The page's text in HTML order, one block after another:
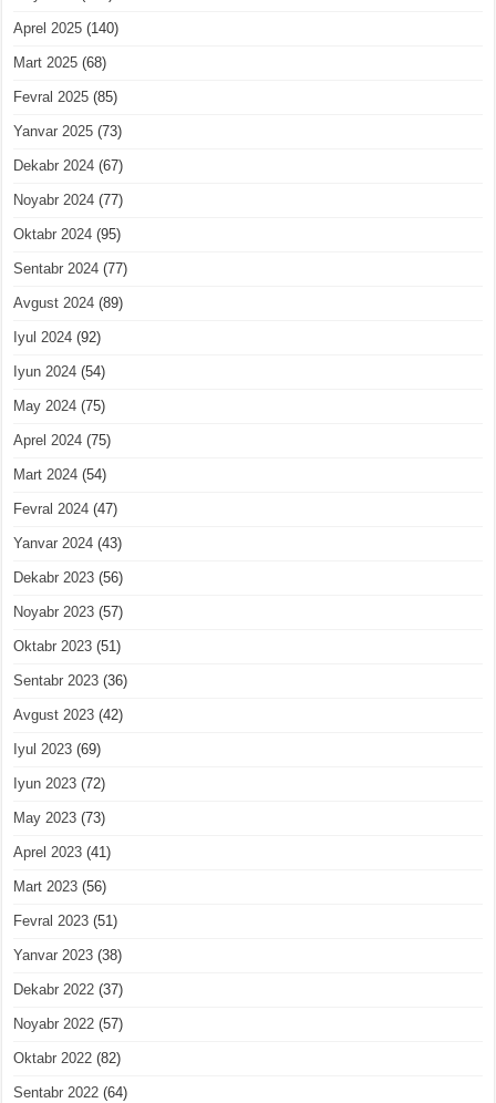
Aprel 2025 (140)
Mart 2025 (68)
Fevral 2025 (85)
Yanvar 2025 (73)
Dekabr 2024 (67)
Noyabr 2024 (77)
Oktabr 2024 (95)
Sentabr 2024 (77)
Avgust 2024 (89)
Iyul 2024 (92)
Iyun 2024 (54)
May 2024 (75)
Aprel 2024 (75)
Mart 2024 (54)
Fevral 2024 (47)
Yanvar 2024 (43)
Dekabr 2023 (56)
Noyabr 2023 (57)
Oktabr 2023 (51)
Sentabr 2023 (36)
Avgust 2023 (42)
Iyul 2023 (69)
Iyun 2023 (72)
May 2023 (73)
Aprel 2023 (41)
Mart 2023 (56)
Fevral 2023 (51)
Yanvar 2023 (38)
Dekabr 2022 (37)
Noyabr 2022 (57)
Oktabr 2022 (82)
Sentabr 2022 (64)